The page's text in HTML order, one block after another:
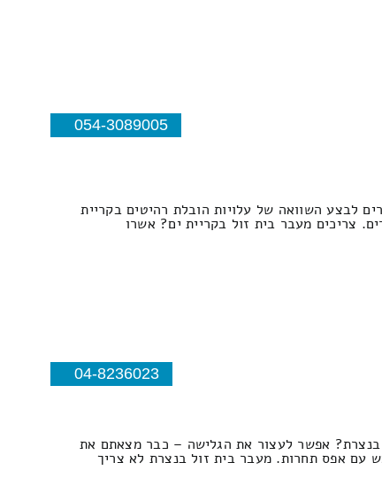
054-3089005
לבצע השוואה של עלויות הובלת רהיטים בקריית
צריכים מעבר בית זול בקריית ים? אשרו
04-8236023
בנצרת? אפשר לעצור את הגלישה – כבר מצאתם את
עם אפס תחרות. מעבר בית זול בנצרת לא צריך